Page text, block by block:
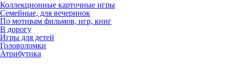
Коллекционные карточные игры
Семейные, для вечеринок
По мотивам фильмов, игр, книг
В дорогу
Игры для детей
Головоломки
Атрибутика